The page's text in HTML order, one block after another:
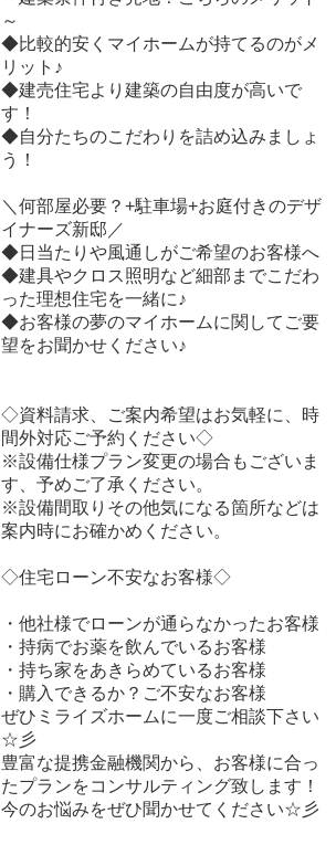
～
◆比較的安くマイホームが持てるのがメ
リット♪
◆建売住宅より建築の自由度が高いで
す！
◆自分たちのこだわりを詰め込みましょ
う！
＼何部屋必要？+駐車場+お庭付きのデザ
イナーズ新邸／
◆日当たりや風通しがご希望のお客様へ
◆建具やクロス照明など細部までこだわ
った理想住宅を一緒に♪
◆お客様の夢のマイホームに関してご要
望をお聞かせください♪
◇資料請求、ご案内希望はお気軽に、時
間外対応ご予約ください◇
※設備仕様プラン変更の場合もございま
す、予めご了承ください。
※設備間取りその他気になる箇所などは
案内時にお確かめください。
◇住宅ローン不安なお客様◇
・他社様でローンが通らなかったお客様
・持病でお薬を飲んでいるお客様
・持ち家をあきらめているお客様
・購入できるか？ご不安なお客様
ぜひミライズホームに一度ご相談下さい
☆彡
豊富な提携金融機関から、お客様に合っ
たプランをコンサルティング致します！
今のお悩みをぜひ聞かせてください☆彡